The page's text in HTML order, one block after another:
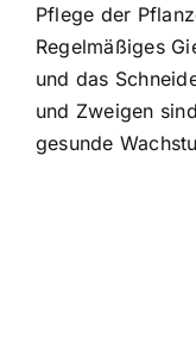
Pflege der
Regelmäßiges
und das
und Zweigen
gesunde